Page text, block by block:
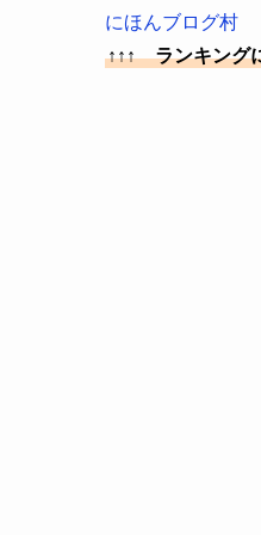
にほんブログ村
↑↑↑ ランキング